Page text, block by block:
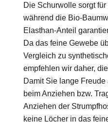
Die Schurwolle sorgt
während die Bio-
Elasthan-Anteil
Da das feine Gewebe
Vergleich zu
empfehlen wir daher,
Damit Sie lange
beim Anziehen bzw.
Anziehen der
keine Löcher in das